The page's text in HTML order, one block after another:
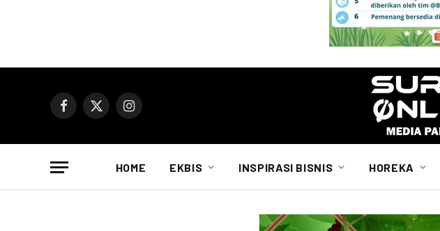
Facebook
X
Instagram
HOME EKBIS INSPIRASI BISNIS HOREKA